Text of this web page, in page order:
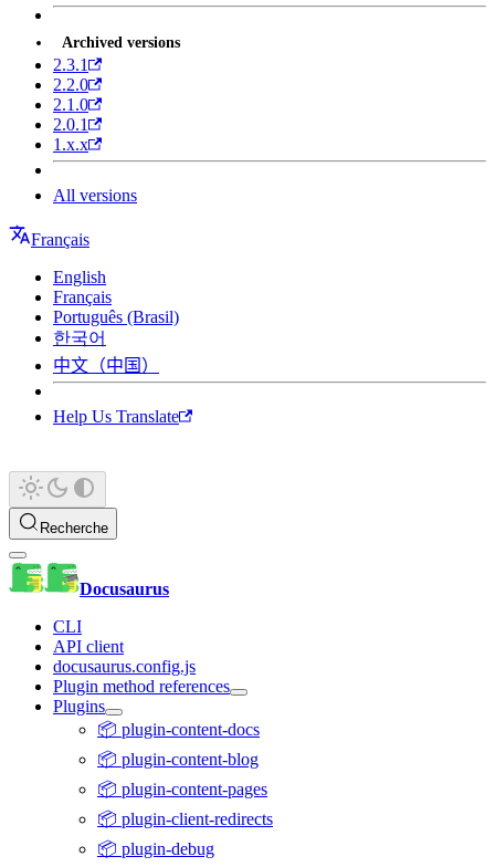
Archived versions
2.3.1
2.2.0
2.1.0
2.0.1
1.x.x
All versions
Français
English
Français
Português (Brasil)
한국어
中文（中国）
Help Us Translate
Recherche
Docusaurus
CLI
API client
docusaurus.config.js
Plugin method references
Plugins
📦 plugin-content-docs
📦 plugin-content-blog
📦 plugin-content-pages
📦 plugin-client-redirects
📦 plugin-debug